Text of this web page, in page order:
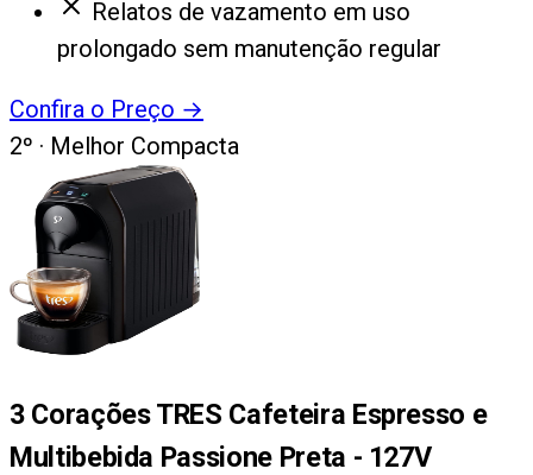
Relatos de vazamento em uso
prolongado sem manutenção regular
Confira o Preço →
2º · Melhor Compacta
3 Corações TRES Cafeteira Espresso e
Multibebida Passione Preta - 127V